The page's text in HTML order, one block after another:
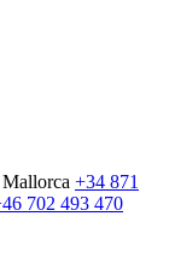
+34 871
702 493 470